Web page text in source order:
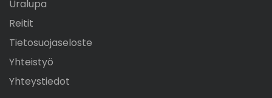
Uralupa
Reitit
Tietosuojaseloste
Yhteistyö
Yhteystiedot